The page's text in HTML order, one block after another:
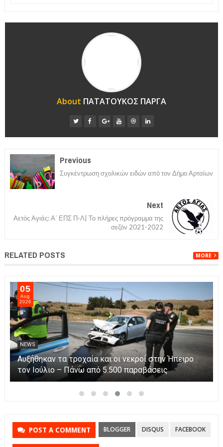
About ΠΑΤΑΤΟΥΚΟΣ ΠΑΡΓΑ
Previous
Συγκέντρωση σχολικών ειδών από τον Δήμο Αρταίων
Next
Αετός Αγιάς: Α΄ ΕΠΣ Π-Λ| Το πλήρες πρόγραμμα της
σεζόν 2021-2022
RELATED POSTS MORE
05
Aug
2026
NEWS
Άνοιξε η πλατφόρμα myAGRO για τις αγροτικές
ενισχύσεις 2026 – Πώς υποβάλλεται η Ενιαία
Αίτηση Ενίσχυσης
POST A COMMENT BLOGGER DISQUS FACEBOOK